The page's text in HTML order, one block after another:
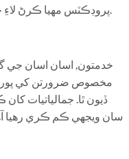
پروڊڪٽس مهيا ڪرڻ لاءِ جيڪي صنعت جي معيارن سان ملن ٿيون.
مخصوص ضرورتن کي
ڏيون ٿا. جمالياتيات
سان ويجهي ڪم ڪري رهيا